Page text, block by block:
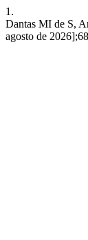
1.
Dantas MI de S,
agosto de